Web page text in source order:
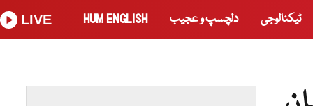
ٹیکنالوجی دلچسپ و عجیب HUM ENGLISH
LIVE